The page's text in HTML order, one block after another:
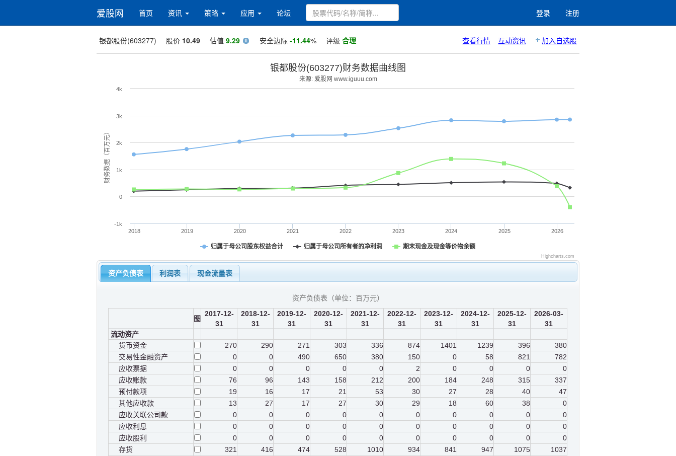
爱股网 首页 资讯 策略 应用 论坛 登录 注册
银都股份(603277) 股价 10.49 估值 9.29 安全边际 -11.44% 评级 合理 查看行情 互动资讯 加入自选股
财务数据（百万元）
银都股份(603277)财务数据曲线图
来源: 爱股网 www.iguuu.com
归属于母公司股东权益合计 归属于母公司所有者的净利润 期末现金及现金等价物余额
2018 2019 2020 2021 2022 2023 2024 2025 2026
-1k
0
1k
2k
3k
4k
Highcharts.com
资产负债表 利润表 现金流量表
资产负债表（单位： 百万元）
图
2017-12-
31
2018-12-
31
2019-12-
31
2020-12-
31
2021-12-
31
2022-12-
31
2023-12-
31
2024-12-
31
2025-12-
31
2026-03-
31
流动资产
货币资金
270 290 271 303 336 874 1401 1239 396
380
交易性金融资产
0 0 490 650 380 150 0 58 821
782
应收票据
0 0 0 0 0 2 0 0 0
0
应收账款
76 96 143 158 212 200 184 248 315
337
预付款项
19 16 17 21 53 30 27 28 40
47
其他应收款
13 27 17 27 30 29 18 60 38
0
应收关联公司款
0 0 0 0 0 0 0 0 0
0
应收利息
0 0 0 0 0 0 0 0 0
0
应收股利
0 0 0 0 0 0 0 0 0
0
存货
321 416 474 528 1010 934 841 947 1075
1037